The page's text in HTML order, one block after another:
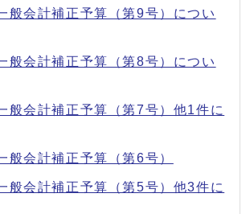
般会計補正予算（第9号）につい
般会計補正予算（第8号）につい
般会計補正予算（第7号）他1件に
般会計補正予算（第6号）
般会計補正予算（第5号）他3件に